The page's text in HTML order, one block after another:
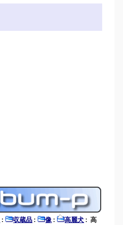
: 収蔵品 : 像 : 高麗犬 : 高